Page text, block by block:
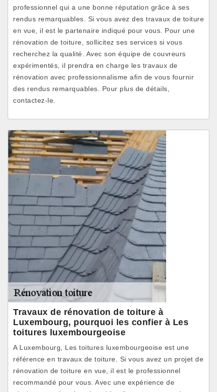
professionnel qui a une bonne réputation grâce à ses
rendus remarquables. Si vous avez des travaux de toiture
en vue, il est le partenaire indiqué pour vous. Pour une
rénovation de toiture, sollicitez ses services si vous
recherchez la qualité. Avec son équipe de couvreurs
expérimentés, il prendra en charge les travaux de
rénovation avec professionnalisme afin de vous fournir
des rendus remarquables. Pour plus de détails,
contactez-le.
Travaux de rénovation de toiture à
Luxembourg, pourquoi les confier à Les
toitures luxembourgeoise
A Luxembourg, Les toitures luxembourgeoise est une
référence en travaux de toiture. Si vous avez un projet de
rénovation de toiture en vue, il est le professionnel
recommandé pour vous. Avec une expérience de